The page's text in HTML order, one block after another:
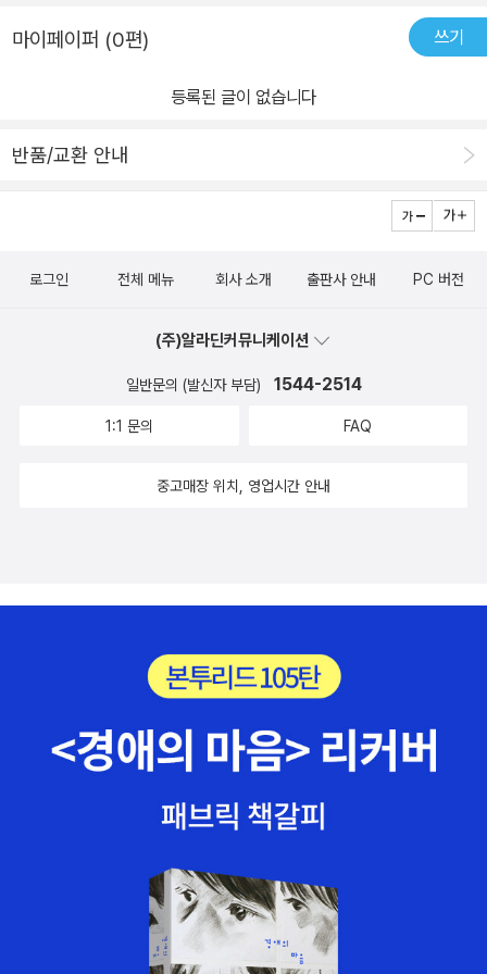
품을 통해, 우리는 20세기의 가장 위대한 문학가 중 하나인 제임스
가의 이상은 무엇이었는지를 알 수 있다. 나아가 예술가와 혁신 사이
서 추방과 고독을 택했다. 하지만 그 대신 문학의 위대한 혁신을 향해
가 여전히 ‘젊은 예술가’의 상징일 수 있는 이유가 여기에 있다.
마이페이퍼 (0편) 쓰기
등록된 글이 없습니다
반품/교환 안내
로그인 전체 메뉴 회사 소개 출판사 안내 PC 버전
(주)알라딘커뮤니케이션
일반문의 (발신자 부담) 1544-2514
1:1 문의 FAQ
중고매장 위치, 영업시간 안내